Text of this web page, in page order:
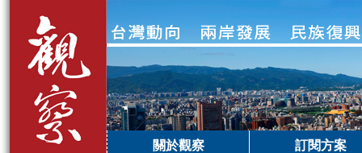
關於觀察 訂閱方案